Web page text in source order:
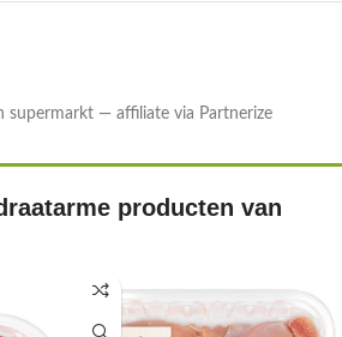
supermarkt — affiliate via Partnerize
producten van